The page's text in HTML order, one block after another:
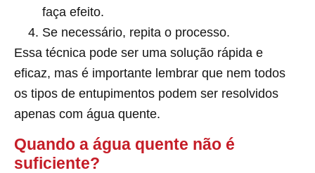
faça efeito.
Se necessário, repita o processo.
Essa técnica pode ser uma solução rápida e
eficaz, mas é importante lembrar que nem todos
os tipos de entupimentos podem ser resolvidos
apenas com água quente.
Quando a água quente não é
suficiente?